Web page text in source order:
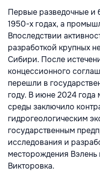
Первые разведочные и
1950-х годах, а
Впоследствии
разработкой крупных
Сибири. После
концессионного
перешли в
году. В июне 2024
среды заключило
гидрогеологическим
государственным
исследования и
месторождения
Викторовка.